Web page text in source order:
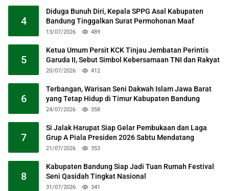
4
Diduga Bunuh Diri, Kepala SPPG Asal Kabupaten
Bandung Tinggalkan Surat Permohonan Maaf
13/07/2026 489
5
Ketua Umum Persit KCK Tinjau Jembatan Perintis
Garuda II, Sebut Simbol Kebersamaan TNI dan Rakyat
20/07/2026 412
6
Terbangan, Warisan Seni Dakwah Islam Jawa Barat
yang Tetap Hidup di Timur Kabupaten Bandung
24/07/2026 358
7
Si Jalak Harupat Siap Gelar Pembukaan dan Laga
Grup A Piala Presiden 2026 Sabtu Mendatang
21/07/2026 353
8
Kabupaten Bandung Siap Jadi Tuan Rumah Festival
Seni Qasidah Tingkat Nasional
31/07/2026 341